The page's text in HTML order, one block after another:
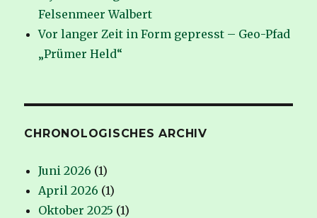
Felsenmeer Walbert
Vor langer Zeit in Form gepresst – Geo-Pfad
„Prümer Held“
CHRONOLOGISCHES ARCHIV
Juni 2026 (1)
April 2026 (1)
Oktober 2025 (1)